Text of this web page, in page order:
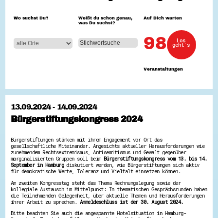
Zeig uns dein Ehrenamt
Wettbewerb | Trikotwettbewerb
Wettbewerb | 80 Jahre Hessen - Engagement
Ausgezeichnete Projekte
Gestalte dein Ehrenamt
Ehrenamts-Card Hessen
Engagement-Lotsen
Ehrentag
Freiwilligenmanagement
Hessen engagiert - Digitale Themenabende
Kompetenznachweis Hessen
Zeugnisbeiblatt
Service-Learning
Mach dich schlau
Wo suchst Du?
Weißt du schon genau,
was Du suchst?
Auf Dich warten
98
Veranstaltungen
Los
geht´s
13.09.2024 - 14.09.2024
Bürgerstiftungskongress 2024
Bürgerstiftungen stärken mit ihrem Engagement vor Ort das
gesellschaftliche Miteinander. Angesichts aktueller Herausforderungen wie
zunehmendem Rechtsextremismus, Antisemitismus und Gewalt gegenüber
marginalisierten Gruppen soll beim Bürgerstiftungskongress vom 13. bis 14.
September in Hamburgdiskutiert werden, wie Bürgerstiftungen sich aktiv
für demokratische Werte, Toleranz und Vielfalt einsetzen können.
Am zweiten Kongresstag steht das Thema Rechnungslegung sowie der
kollegiale Austausch im Mittelpunkt: In thematischen Gesprächsrunden haben
die Teilnehmenden Gelegenheit, über aktuelle Themen und Herausforderungen
ihrer Arbeit zu sprechen. Anmeldeschluss ist der 30. August 2024.
Bitte beachten Sie auch die angespannte Hotelsituation in Hamburg-